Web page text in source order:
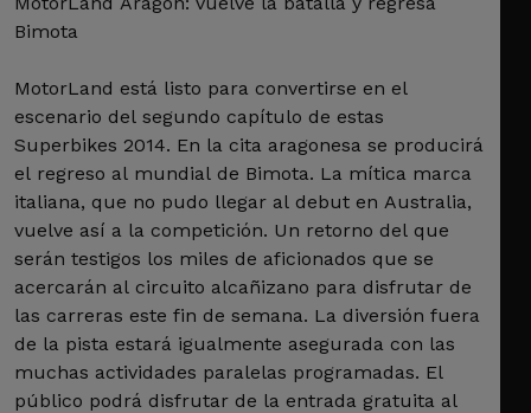
Bimota
MotorLand está listo para convertirse en el
escenario del segundo capítulo de estas
Superbikes 2014. En la cita aragonesa se producirá
el regreso al mundial de Bimota. La mítica marca
italiana, que no pudo llegar al debut en Australia,
vuelve así a la competición. Un retorno del que
serán testigos los miles de aficionados que se
acercarán al circuito alcañizano para disfrutar de
las carreras este fin de semana. La diversión fuera
de la pista estará igualmente asegurada con las
muchas actividades paralelas programadas. El
público podrá disfrutar de la entrada gratuita al